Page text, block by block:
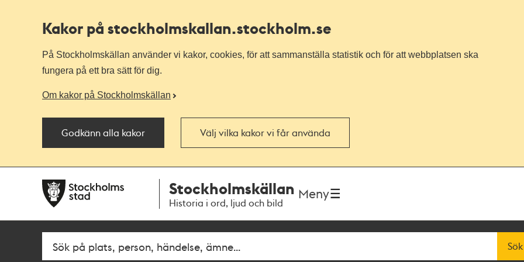
Kakor på stockholmskallan.stockholm.se
På Stockholmskällan använder vi kakor, cookies, för att sammanställa statistik och för att webbplatsen ska
fungera på ett bra sätt för dig.
Om kakor på Stockholmskällan
Godkänn alla kakor Välj vilka kakor vi får använda
navigationen
huvudinnehållet
Stockholmskällan
Historia i ord, ljud och bild
Meny
Fritextsök Sök